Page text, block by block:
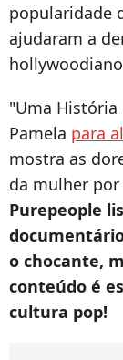
popularidade
ajudaram a
"Uma
Pamela para
mostra as
da mulher
Purepeople
o chocante,
conteúdo é
cultura pop!